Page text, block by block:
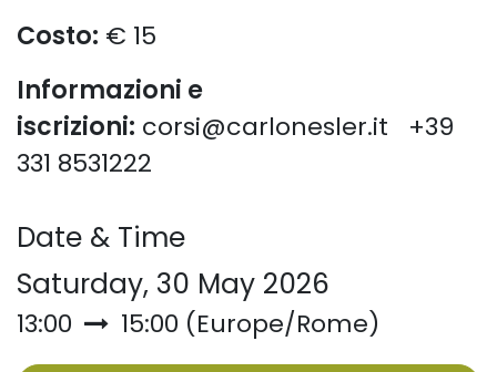
Costo: € 15
Informazioni e
iscrizioni: corsi@carlonesler.it +39
331 8531222
Date & Time
Saturday, 30 May 2026
13:00 15:00 (Europe/Rome)